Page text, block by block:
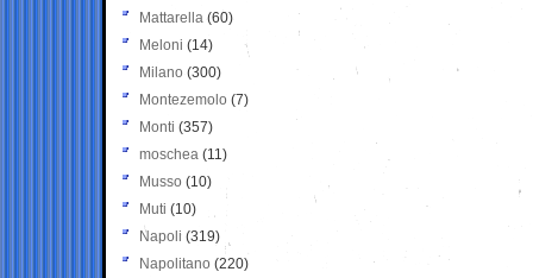
Mattarella (60)
Meloni (14)
Milano (300)
Montezemolo (7)
Monti (357)
moschea (11)
Musso (10)
Muti (10)
Napoli (319)
Napolitano (220)